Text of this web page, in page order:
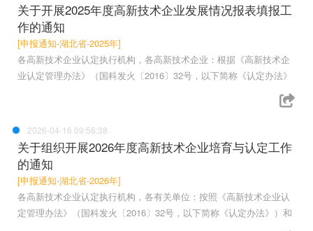
关于开展2025年度高新技术企业发展情况报表填报工
作的通知
[申报通知-湖北省-2025年]
各高新技术企业认定执行机构，各高新技术企业：根据《高新技术企
业认定管理办法》（国科发火〔2016〕32号，以下简称《认定办法》
2026-04-16 09:56:38
关于组织开展2026年度高新技术企业培育与认定工作
的通知
[申报通知-湖北省-2026年]
各高新技术企业认定执行机构，各有关单位：按照《高新技术企业认
定管理办法》（国科发火〔2016〕32号，以下简称《认定办法》）和